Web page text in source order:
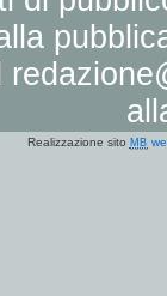
Realizzazione sito MB